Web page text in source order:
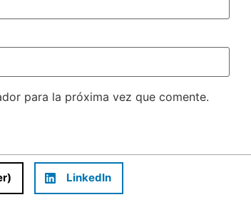
para la próxima vez que comente.
LinkedIn